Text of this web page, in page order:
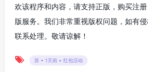
欢该程序和内容，请支持正版，购买注
版服务。我们非常重视版权问题，如有
联系处理。敬请谅解！
苏 • 1天前 • 红包活动